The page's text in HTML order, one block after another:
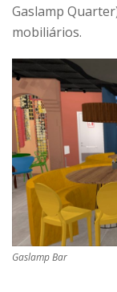
Gaslamp
mobiliários.
Gaslamp Bar